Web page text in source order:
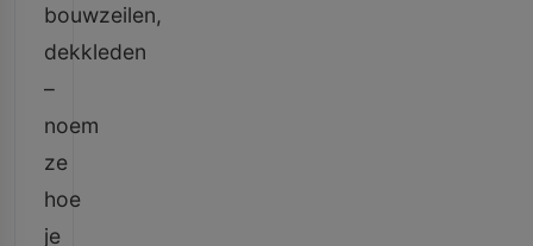
bouwzeilen,
dekkleden
–
noem
ze
hoe
je